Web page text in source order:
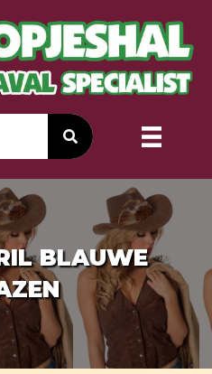
BLAUWE